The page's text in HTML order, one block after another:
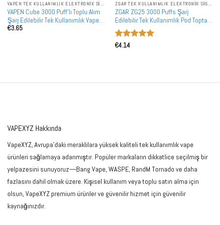
VAPEN TEK KULLANIMLIK ELEKTRONIK SIGARALAR
VAPEN Cube 3000 Puff'lı Toplu Alım
Şarj Edilebilir Tek Kullanımlık Vape
Toptan Satış
€3.65
ZGAR TEK KULLANIMLIK ELEKTRONIK SIGARALAR
ZGAR ZG25 3000 Puffs Şarj
Edilebilir Tek Kullanımlık Pod Toptan
Satış
5 üzerinden
€4.14
VAPEXYZ Hakkında
VapeXYZ, Avrupa'daki meraklılara yüksek kaliteli tek kullanımlık vape
ürünleri sağlamaya adanmıştır. Popüler markaların dikkatlice seçilmiş bir
yelpazesini sunuyoruz—Bang Vape, WASPE, RandM Tornado ve daha
fazlasını dahil olmak üzere. Kişisel kullanım veya toplu satın alma için
olsun, VapeXYZ premium ürünler ve güvenilir hizmet için güvenilir
kaynağınızdır.